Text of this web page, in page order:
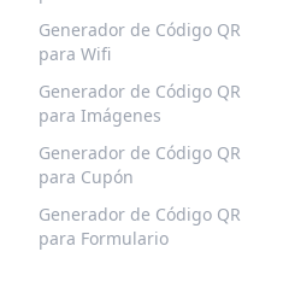
Generador de Código QR
para Wifi
Generador de Código QR
para Imágenes
Generador de Código QR
para Cupón
Generador de Código QR
para Formulario